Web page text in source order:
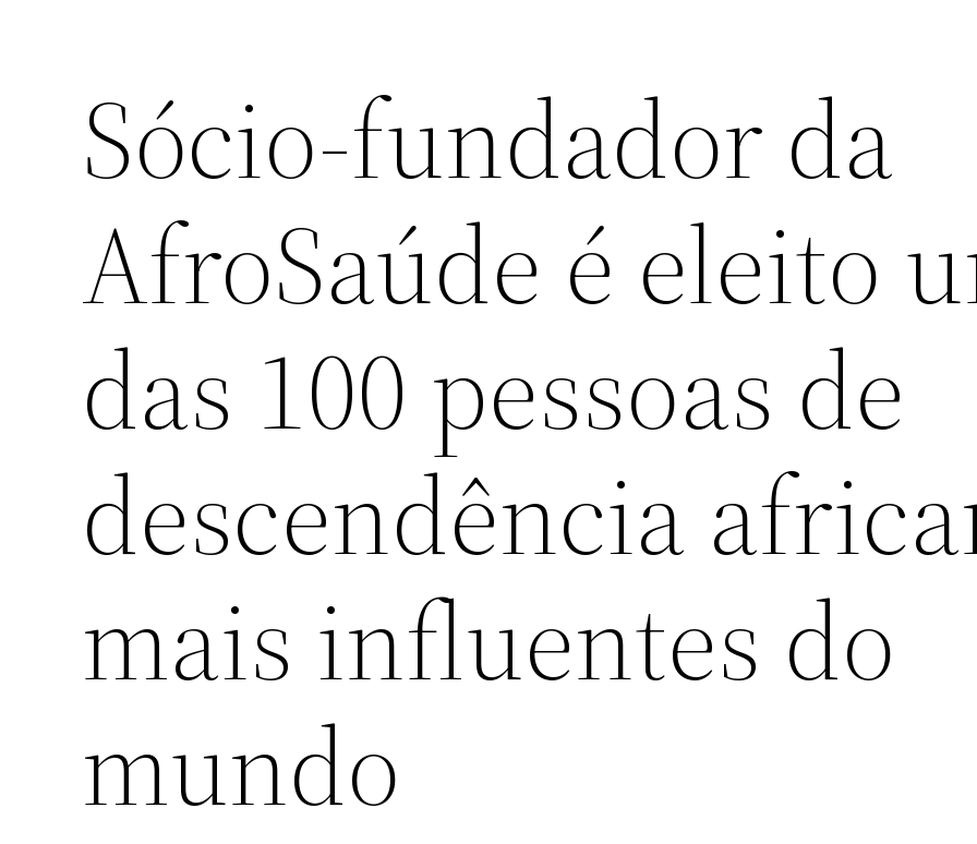
Sócio-fundador da
AfroSaúde é eleito
das 100 pessoas de
descendência
mais influentes do
mundo